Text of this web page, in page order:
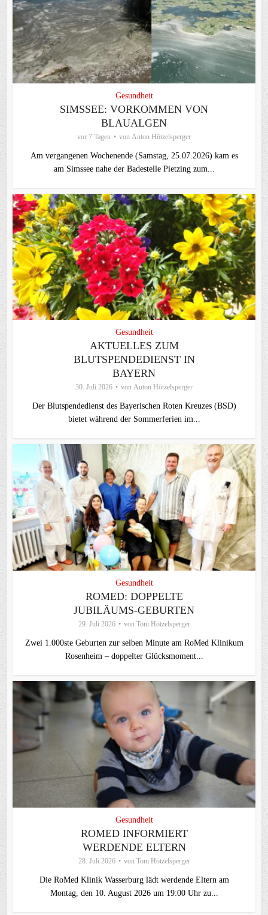
Gesundheit
SIMSSEE: VORKOMMEN VON
BLAUALGEN
vor 7 Tagen von Anton Hötzelsperger
Am vergangenen Wochenende (Samstag, 25.07.2026) kam es
am Simssee nahe der Badestelle Pietzing zum...
Gesundheit
AKTUELLES ZUM
BLUTSPENDEDIENST IN
BAYERN
30. Juli 2026 von Anton Hötzelsperger
Der Blutspendedienst des Bayerischen Roten Kreuzes (BSD)
bietet während der Sommerferien im...
Gesundheit
ROMED: DOPPELTE
JUBILÄUMS-GEBURTEN
29. Juli 2026 von Toni Hötzelsperger
Zwei 1.000ste Geburten zur selben Minute am RoMed Klinikum
Rosenheim – doppelter Glücksmoment...
Gesundheit
ROMED INFORMIERT
WERDENDE ELTERN
28. Juli 2026 von Toni Hötzelsperger
Die RoMed Klinik Wasserburg lädt werdende Eltern am
Montag, den 10. August 2026 um 19:00 Uhr zu...